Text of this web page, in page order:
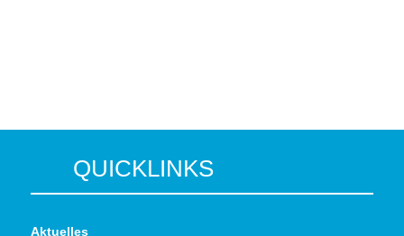
QUICKLINKS
Aktuelles